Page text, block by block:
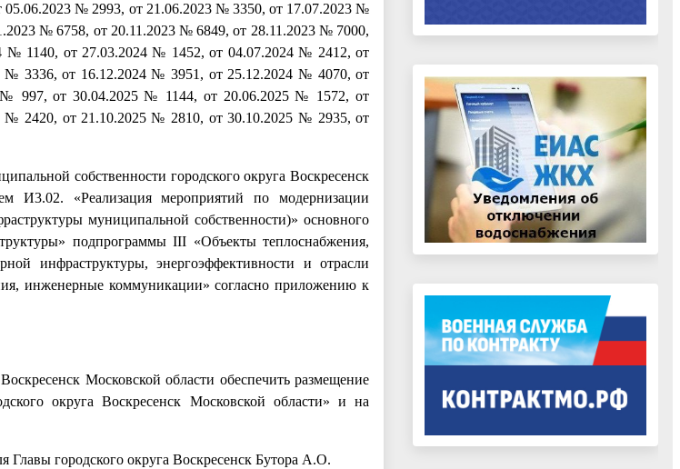
№ 2993, от 21.06.2023 № 3350, от 17.07.2023 №
№ 6758, от 20.11.2023 № 6849, от 28.11.2023 № 7000,
1140, от 27.03.2024 № 1452, от 04.07.2024 № 2412, от
3336, от 16.12.2024 № 3951, от 25.12.2024 № 4070, от
997, от 30.04.2025 № 1144, от 20.06.2025 № 1572, от
2420, от 21.10.2025 № 2810, от 30.10.2025 № 2935, от
собственности городского округа Воскресенск
И3.02. «Реализация мероприятий по модернизации
муниципальной собственности)» основного
подпрограммы III «Объекты теплоснабжения,
инфраструктуры, энергоэффективности и отрасли
инженерные коммуникации» согласно приложению к
Московской области обеспечить размещение
округа Воскресенск Московской области» и на
Главы городского округа Воскресенск Бутора А.О.